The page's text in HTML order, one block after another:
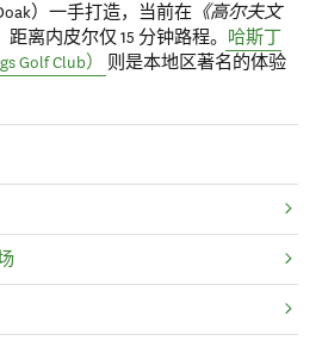
）一手打造，当前在 《高尔夫文
离内皮尔仅 15 分钟路程。 哈斯丁
Golf Club）
则是本地区著名的体验